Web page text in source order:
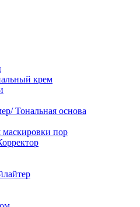
крем
Тональная основа
маскировки пор